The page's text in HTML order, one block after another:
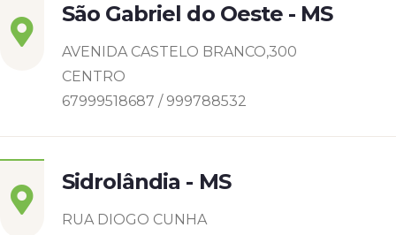
São Gabriel do Oeste - MS
AVENIDA CASTELO BRANCO,300
CENTRO
67999518687 / 999788532
Sidrolândia - MS
RUA DIOGO CUNHA